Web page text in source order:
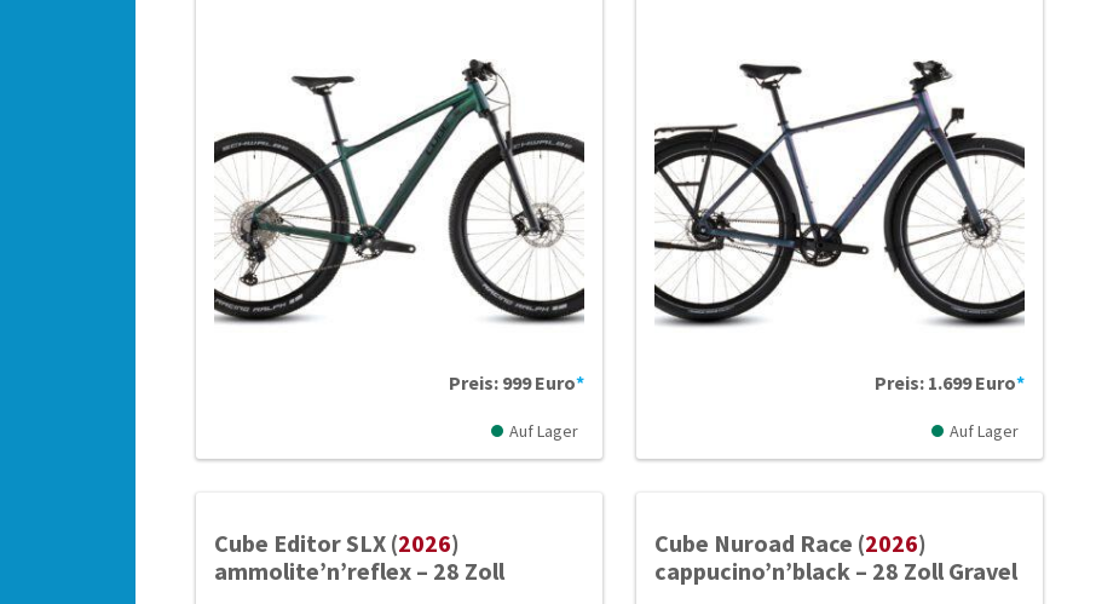
Preis: 999 Euro*
Auf Lager
Preis: 1.699 Euro*
Auf Lager
Cube Editor SLX (2026)
ammolite’n’reflex – 28 Zoll
Cube Nuroad Race (2026)
cappucino’n’black – 28 Zoll Gravel